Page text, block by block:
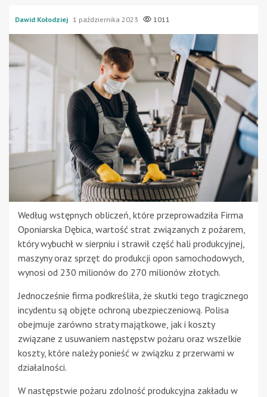
Dawid Kołodziej 1 października 2023 1011
Według wstępnych obliczeń, które przeprowadziła Firma
Oponiarska Dębica, wartość strat związanych z pożarem,
który wybuchł w sierpniu i strawił część hali produkcyjnej,
maszyny oraz sprzęt do produkcji opon samochodowych,
wynosi od 230 milionów do 270 milionów złotych.
Jednocześnie firma podkreśliła, że skutki tego tragicznego
incydentu są objęte ochroną ubezpieczeniową. Polisa
obejmuje zarówno straty majątkowe, jak i koszty
związane z usuwaniem następstw pożaru oraz wszelkie
koszty, które należy ponieść w związku z przerwami w
działalności.
W następstwie pożaru zdolność produkcyjna zakładu w